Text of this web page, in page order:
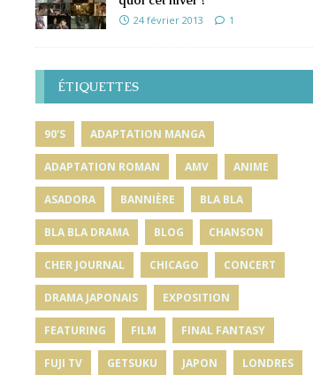
24 février 2013 1
ÉTIQUETTES
90'S ADAPTATION MANGA
ADAPTATION ROMAN AMV ANIME
ASADORA BANNIÈRE BLA BLA
BLA BLA DRAMA BLOG CHANSON
CHER JOURNAL CHICAGO CONCERT
DRAMA JAPONAIS EXPOSITION
FEATURING FILM FINAL FANTASY
FUJI TV GETSUKU JAPON LONDRES